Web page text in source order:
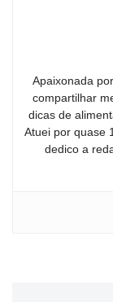
Apaixonada
compartilhar
dicas de
Atuei por quase
dedico a